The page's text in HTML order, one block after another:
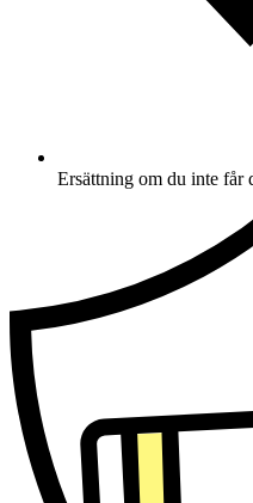
Ersättning om du inte får